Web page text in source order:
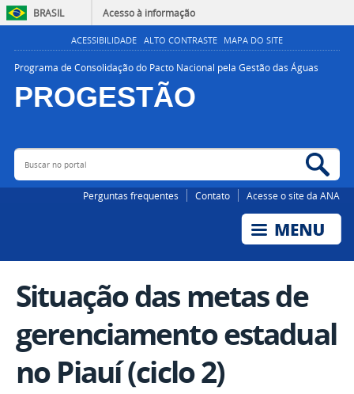
BRASIL Acesso à informação
ACESSIBILIDADE ALTO CONTRASTE MAPA DO SITE
Programa de Consolidação do Pacto Nacional pela Gestão das Águas
PROGESTÃO
AGÊNCIA NACIONAL DE ÁGUAS E SANEAMENTO BÁSICO
Buscar no portal
Perguntas frequentes Contato Acesse o site da ANA
Situação das metas de
gerenciamento estadual
no Piauí (ciclo 2)